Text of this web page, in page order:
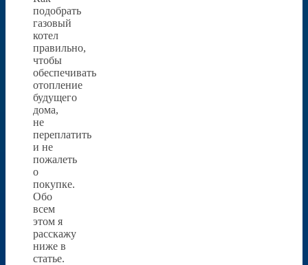
подобрать
газовый
котел
правильно,
чтобы
обеспечивать
отопление
будущего
дома,
не
переплатить
и не
пожалеть
о
покупке.
Обо
всем
этом я
расскажу
ниже в
статье.